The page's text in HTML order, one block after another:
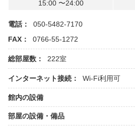
15:00 〜24:00
電話：
050-5482-7170
FAX：
0766-55-1272
総部屋数： 222室
インターネット接続： Wi-Fi利用可
館内の設備
部屋の設備・備品